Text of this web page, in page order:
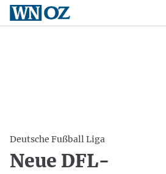
Deutsche Fußball Liga
Neue DFL-